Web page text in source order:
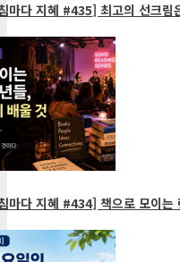
다 지혜 #435] 최고의 선크림
다 지혜 #434] 책으로 모이는